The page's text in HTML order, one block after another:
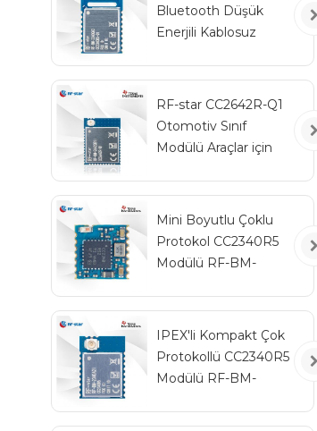
Bluetooth Düşük
Enerjili Kablosuz
RF-star CC2642R-Q1
Otomotiv Sınıf
Modülü Araçlar için
Mini Boyutlu Çoklu
Protokol CC2340R5
Modülü RF-BM-
IPEX'li Kompakt Çok
Protokollü CC2340R5
Modülü RF-BM-